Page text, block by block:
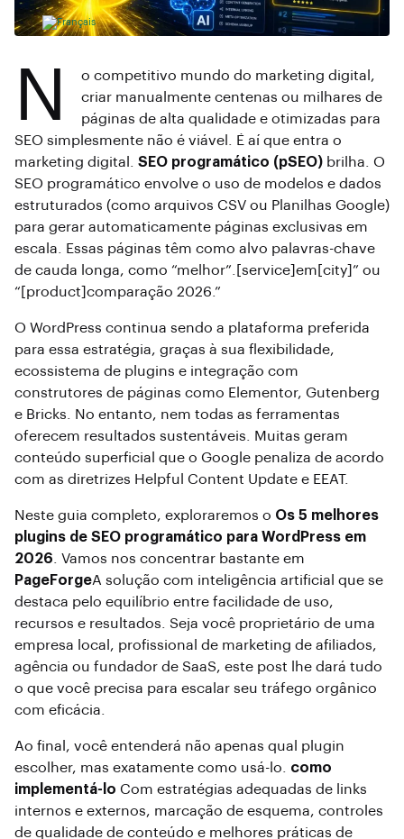
N
o competitivo mundo do marketing digital,
criar manualmente centenas ou milhares de
páginas de alta qualidade e otimizadas para
SEO simplesmente não é viável. É aí que entra o
marketing digital. SEO programático (pSEO) brilha. O
SEO programático envolve o uso de modelos e dados
estruturados (como arquivos CSV ou Planilhas Google)
para gerar automaticamente páginas exclusivas em
escala. Essas páginas têm como alvo palavras-chave
de cauda longa, como “melhor”.[service]em[city]” ou
“[product]comparação 2026.”
O WordPress continua sendo a plataforma preferida
para essa estratégia, graças à sua flexibilidade,
ecossistema de plugins e integração com
construtores de páginas como Elementor, Gutenberg
e Bricks. No entanto, nem todas as ferramentas
oferecem resultados sustentáveis. Muitas geram
conteúdo superficial que o Google penaliza de acordo
com as diretrizes Helpful Content Update e EEAT.
Neste guia completo, exploraremos o Os 5 melhores
plugins de SEO programático para WordPress em
2026 . Vamos nos concentrar bastante em
PageForgeA solução com inteligência artificial que se
destaca pelo equilíbrio entre facilidade de uso,
recursos e resultados. Seja você proprietário de uma
empresa local, profissional de marketing de afiliados,
agência ou fundador de SaaS, este post lhe dará tudo
o que você precisa para escalar seu tráfego orgânico
com eficácia.
Ao final, você entenderá não apenas qual plugin
escolher, mas exatamente como usá-lo. como
implementá-lo Com estratégias adequadas de links
internos e externos, marcação de esquema, controles
de qualidade de conteúdo e melhores práticas de